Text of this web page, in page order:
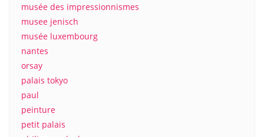
musée des impressionnismes
musee jenisch
musée luxembourg
nantes
orsay
palais tokyo
paul
peinture
petit palais